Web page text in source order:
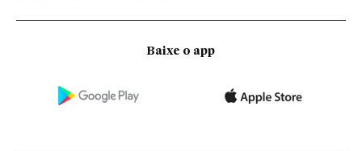
Baixe o app